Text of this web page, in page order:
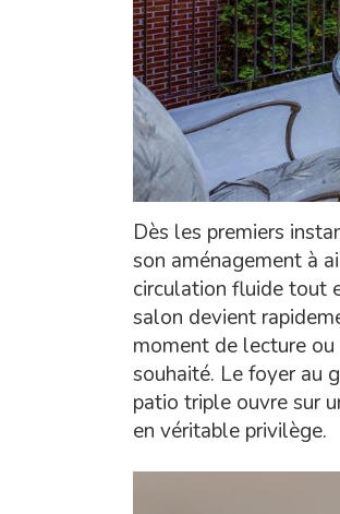
Dès les premiers
son aménagement à
circulation fluide tout
salon devient
moment de lecture
souhaité. Le foyer au
patio triple ouvre sur
en véritable privilège.